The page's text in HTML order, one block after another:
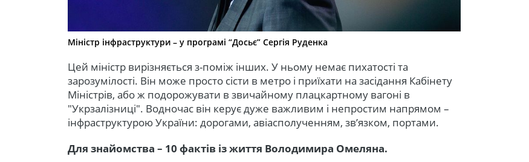
Міністр інфраструктури – у програмі “Досьє” Сергія Руденка
Цей міністр вирізняється з-поміж інших. У ньому немає пихатості та
зарозумілості. Він може просто сісти в метро і приїхати на засідання Кабінету
Міністрів, або ж подорожувати в звичайному плацкартному вагоні в
"Укрзалізниці". Водночас він керує дуже важливим і непростим напрямом –
інфраструктурою України: дорогами, авіасполученням, зв’язком, портами.
Для знайомства – 10 фактів із життя Володимира Омеляна.